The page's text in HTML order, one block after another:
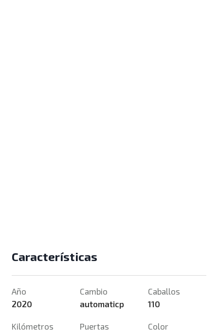
Características
Año
2020
Cambio
automaticp
Caballos
110
Kilómetros
Puertas
Color